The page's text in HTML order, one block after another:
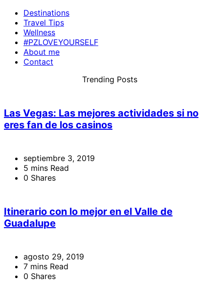
Destinations
Travel Tips
Wellness
#PZLOVEYOURSELF
About me
Contact
Trending Posts
Las Vegas: Las mejores actividades si no
eres fan de los casinos
septiembre 3, 2019
5 mins Read
0 Shares
Itinerario con lo mejor en el Valle de
Guadalupe
agosto 29, 2019
7 mins Read
0 Shares